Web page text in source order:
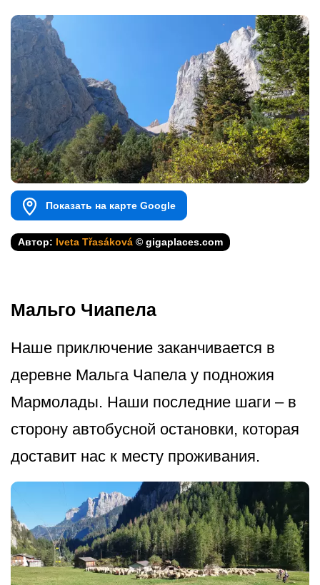
Показать на карте Google
Автор: Iveta Třasáková © gigaplaces.com
Мальго Чиапела
Наше приключение заканчивается в
деревне Мальга Чапела у подножия
Мармолады. Наши последние шаги – в
сторону автобусной остановки, которая
доставит нас к месту проживания.